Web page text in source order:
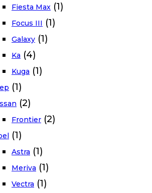
Fiesta Max (1)
Focus III (1)
Galaxy (1)
Ka (4)
Kuga (1)
(1)
(2)
Frontier (2)
(1)
Astra (1)
Meriva (1)
Vectra (1)